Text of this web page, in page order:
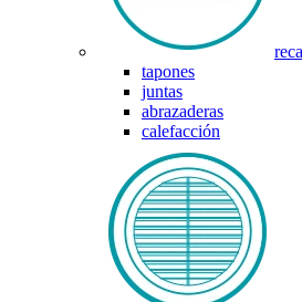
tapones
juntas
abrazaderas
calefacción